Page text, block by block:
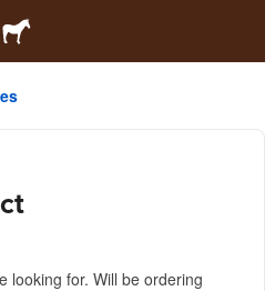
looking for. Will be ordering